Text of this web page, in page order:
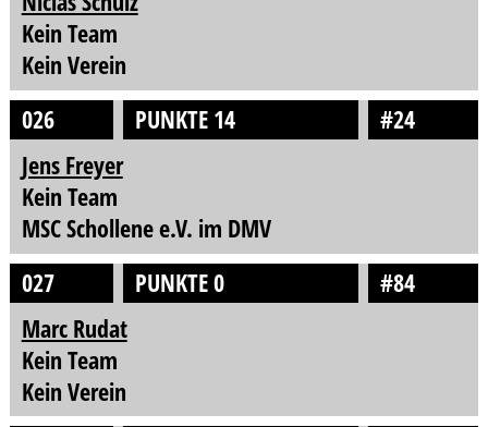
Kein Team
Kein Verein
026
PUNKTE 14
#24
Jens Freyer
Kein Team
MSC Schollene e.V. im DMV
027
PUNKTE 0
#84
Marc Rudat
Kein Team
Kein Verein